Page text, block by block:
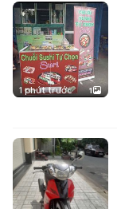
1 phút trước 1